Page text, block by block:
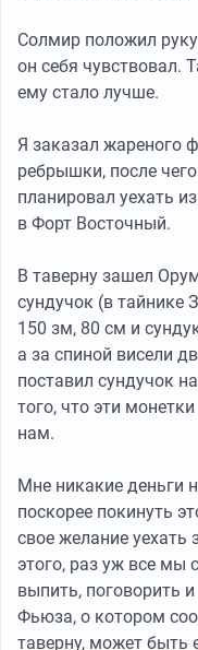
Солмир положил
он себя чувствовал.
ему стало лучше.
Я заказал жареного
ребрышки, после
планировал уехать
в Форт Восточный.
В таверну зашел
сундучок (в тайнике
150 зм, 80 см и
а за спиной висели
поставил сундучок
того, что эти
нам.
Мне никакие деньги
поскорее покинуть
свое желание
этого, раз уж все мы
выпить, поговорить
Фьюза, о котором
таверну, может быть